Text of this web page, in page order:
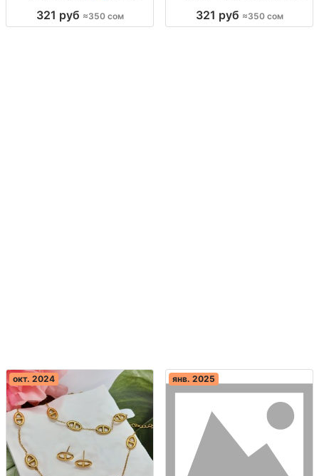
350 сом!
321 руб ≈350 сом
повязки в наличии – 350 сом.
321 руб ≈350 сом
окт. 2024 янв. 2025